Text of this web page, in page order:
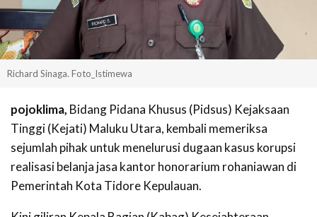
Richard Sinaga. Foto_Istimewa
pojoklima, Bidang Pidana Khusus (Pidsus) Kejaksaan
Tinggi (Kejati) Maluku Utara, kembali memeriksa
sejumlah pihak untuk menelurusi dugaan kasus korupsi
realisasi belanja jasa kantor honorarium rohaniawan di
Pemerintah Kota Tidore Kepulauan.